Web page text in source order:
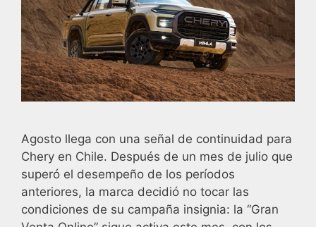
Agosto llega con una señal de continuidad para
Chery en Chile. Después de un mes de julio que
superó el desempeño de los períodos
anteriores, la marca decidió no tocar las
condiciones de su campaña insignia: la “Gran